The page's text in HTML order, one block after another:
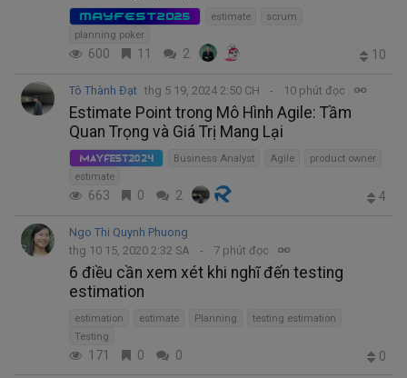
MAYFEST2025 estimate
scrum
planning poker
600 11 2 10
Tô Thành Đạt thg 5 19, 2024 2:50 CH 10 phút đọc
Estimate Point trong Mô Hình Agile: Tầm
Quan Trọng và Giá Trị Mang Lại
MayFest2024 Business Analyst Agile
product owner
estimate
663 0 2 4
Ngo Thi Quynh Phuong
thg 10 15, 2020 2:32 SA
7 phút đọc
6 điều cần xem xét khi nghĩ đến testing
estimation
estimation estimate Planning
testing estimation
Testing
171 0 0 0